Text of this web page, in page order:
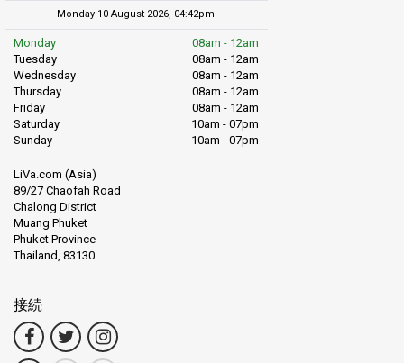
Monday 10 August 2026, 04:42pm
Monday
08am - 12am
Tuesday
08am - 12am
Wednesday
08am - 12am
Thursday
08am - 12am
Friday
08am - 12am
Saturday
10am - 07pm
Sunday
10am - 07pm
LiVa.com (Asia)
89/27 Chaofah Road
Chalong District
Muang Phuket
Phuket Province
Thailand, 83130
接続